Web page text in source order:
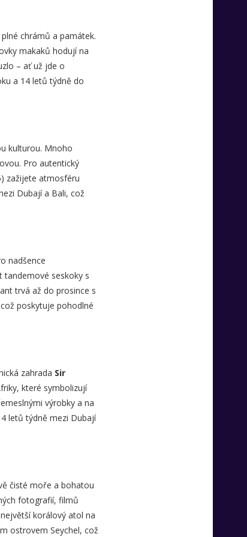
chrámů a památek.
makaků hodují na
– ať už jde o
a 14 letů týdně do
kulturou. Mnoho
Pro autentický
zažijete atmosféru
Dubají a Bali, což
nadšence
tandemové seskoky s
trvá až do prosince s
poskytuje pohodlné
zahrada Sir
které symbolizují
výrobky a na
letů týdně mezi Dubají
čisté moře a bohatou
fotografií, filmů
korálový atol na
ostrovem Seychel, což